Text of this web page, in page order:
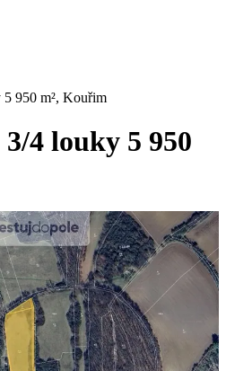
950 m², Kouřim
4 louky 5 950